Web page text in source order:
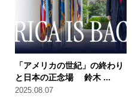
「アメリカの世紀」の終わり
と日本の正念場 鈴木 ...
2025.08.07